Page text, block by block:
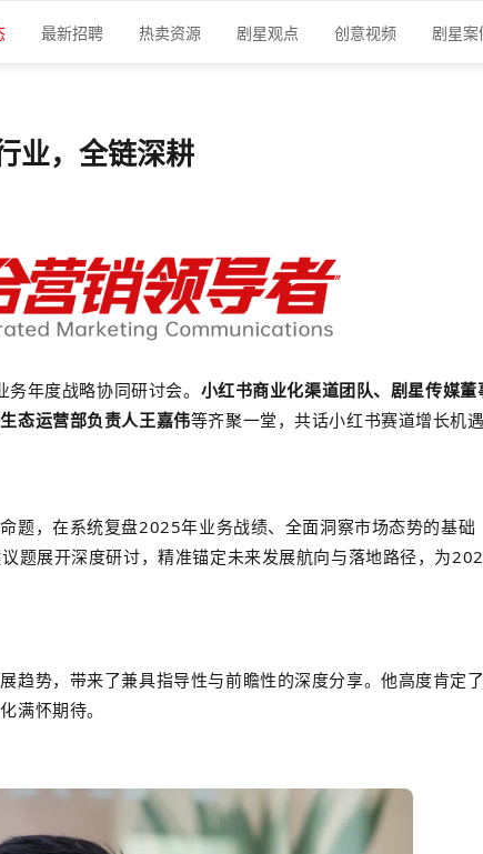
最新招聘 热卖资源 剧星观点 创意视频 剧星案
业，全链深耕
年度战略协同研讨会。 小红书商业化渠道团队、剧星传媒董
态运营部负责人王嘉伟等齐聚一堂，共话小红书赛道增长机
题，在系统复盘2025年业务战绩、全面洞察市场态势的基础
题展开深度研讨，精准锚定未来发展航向与落地路径，为
趋势，带来了兼具指导性与前瞻性的深度分享。他高度肯定
满怀期待。